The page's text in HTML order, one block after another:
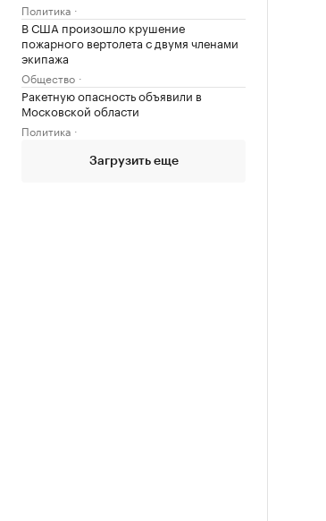
Политика
В США произошло крушение
пожарного вертолета с двумя членами
экипажа
Общество
Ракетную опасность объявили в
Московской области
Политика
Загрузить еще